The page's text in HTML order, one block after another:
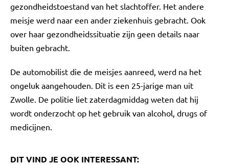
gezondheidstoestand van het slachtoffer. Het andere
meisje werd naar een ander ziekenhuis gebracht. Ook
over haar gezondheidssituatie zijn geen details naar
buiten gebracht.
De automobilist die de meisjes aanreed, werd na het
ongeluk aangehouden. Dit is een 25-jarige man uit
Zwolle. De politie liet zaterdagmiddag weten dat hij
wordt onderzocht op het gebruik van alcohol, drugs of
medicijnen.
DIT VIND JE OOK INTERESSANT: